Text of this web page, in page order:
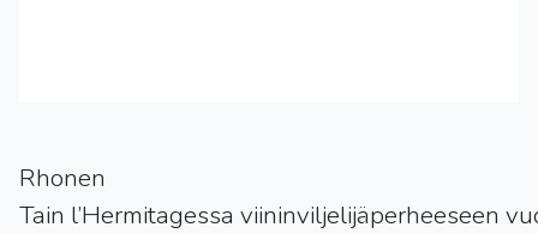
Rhonen
Tain l’Hermitagessa viininviljelijäperheeseen